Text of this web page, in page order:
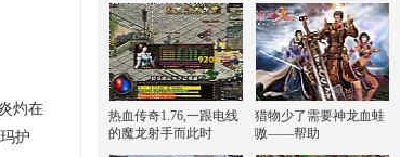
灼在
护
热血传奇1.76,一跟电线
的魔龙射手而此时
猎物少了需要神龙血蛙
嗷——帮助